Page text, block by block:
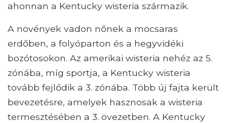
ahonnan a Kentucky wisteria származik.
A növények vadon nőnek a mocsaras
erdőben, a folyóparton és a hegyvidéki
bozótosokon. Az amerikai wisteria nehéz az 5.
zónába, míg sportja, a Kentucky wisteria
tovább fejlődik a 3. zónába. Több új fajta került
bevezetésre, amelyek hasznosak a wisteria
termesztésében a 3. övezetben. A Kentucky